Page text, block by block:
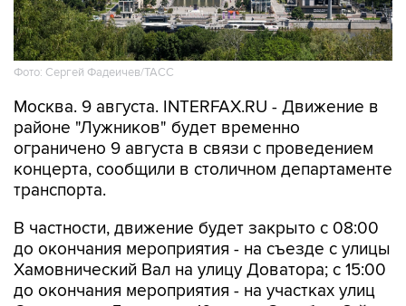
Фото: Сергей Фадеичев/ТАСС
Москва. 9 августа. INTERFAX.RU - Движение в
ограничено 9 августа в связи с проведением
концерта, сообщили в столичном департаменте
транспорта.
В частности, движение будет закрыто с 08:00
Хамовнический Вал на улицу Доватора; с 15:00
до окончания мероприятия - на участках улиц
Савельева, Доватора, 10-летия Октября, 3-й
Фрунзенской, Ефремова и Трубецкой, в